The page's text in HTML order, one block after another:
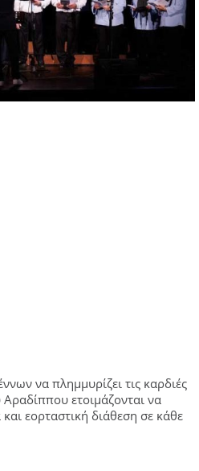
να πλημμυρίζει τις καρδιές
ετοιμάζονται να
εορταστική διάθεση σε κάθε